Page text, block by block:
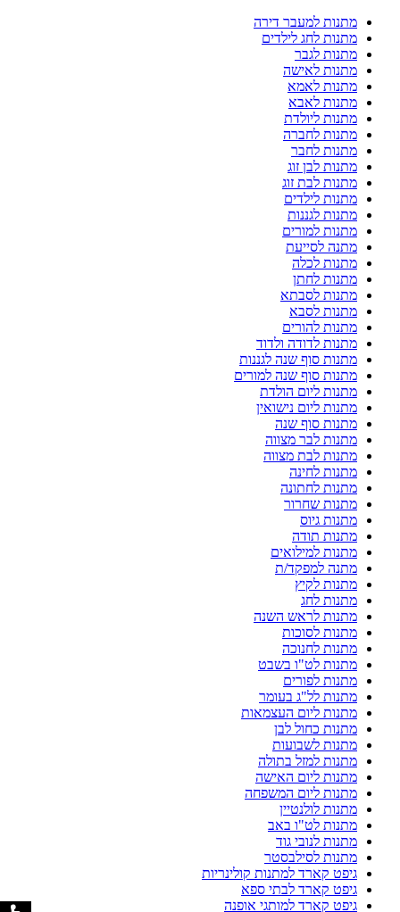
מתנות למעבר דירה
מתנות לחג לילדים
מתנות לגבר
מתנות לאישה
מתנות לאמא
מתנות לאבא
מתנות ליולדת
מתנות לחברה
מתנות לחבר
מתנות לבן זוג
מתנות לבת זוג
מתנות לילדים
מתנות לגננות
מתנות למורים
מתנה לסייעת
מתנות לכלה
מתנות לחתן
מתנות לסבתא
מתנות לסבא
מתנות להורים
מתנות לדודה ולדוד
מתנות סוף שנה לגננות
מתנות סוף שנה למורים
מתנות ליום הולדת
מתנות ליום נישואין
מתנות סוף שנה
מתנות לבר מצווה
מתנות לבת מצווה
מתנות לחינה
מתנות לחתונה
מתנות שחרור
מתנות גיוס
מתנות תודה
מתנות למילואים
מתנה למפקד/ת
מתנות לקיץ
מתנות לחג
מתנות לראש השנה
מתנות לסוכות
מתנות לחנוכה
מתנות לט"ו בשבט
מתנות לפורים
מתנות לל"ג בעומר
מתנות ליום העצמאות
מתנות כחול לבן
מתנות לשבועות
מתנות למזל בתולה
מתנות ליום האישה
מתנות ליום המשפחה
מתנות לולנטיין
מתנות לט"ו באב
מתנות לנובי גוד
מתנות לסילבסטר
גיפט קארד למתנות קולינריות
גיפט קארד לבתי ספא
גיפט קארד למותגי אופנה